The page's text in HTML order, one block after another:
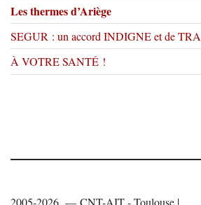
Les thermes d’Ariège
SEGUR : un accord INDIGNE et de
À VOTRE SANTÉ !
2005-2026 — CNT-AIT - Toulouse |